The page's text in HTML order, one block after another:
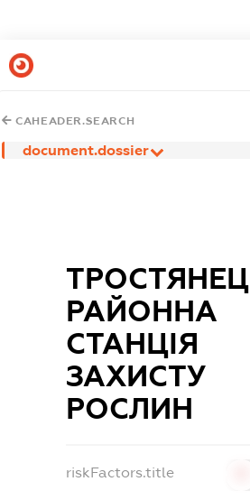
CAHEADER.SEARCH
document.dossier
РАЙОННА
СТАНЦІЯ
ЗАХИСТУ
РОСЛИН
riskFactors.title